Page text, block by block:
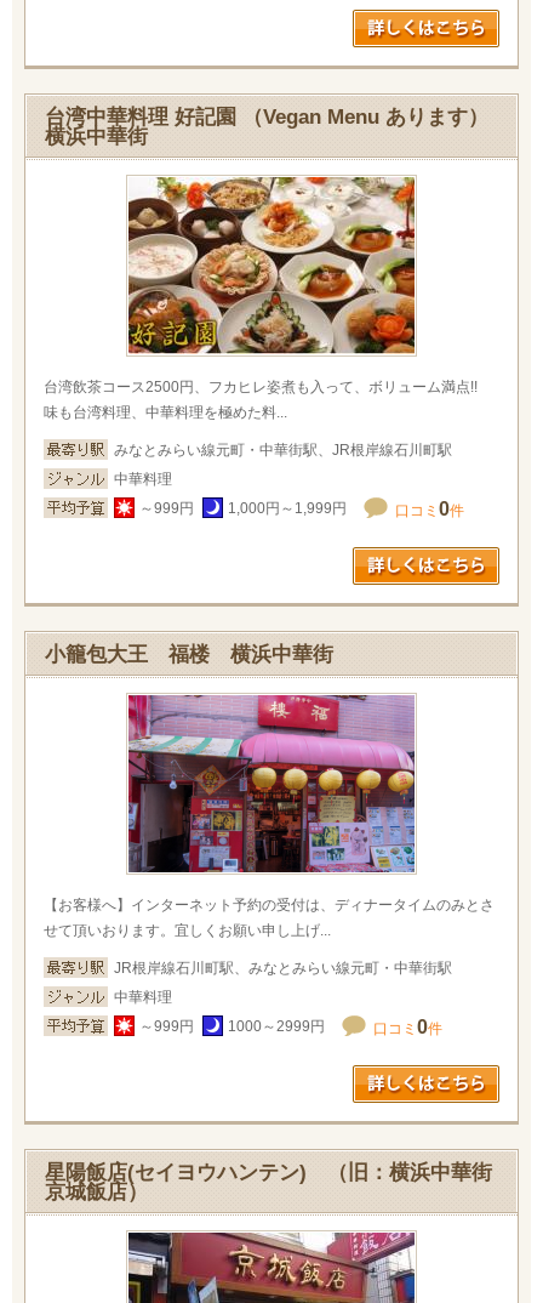
台湾中華料理 好記園 （Vegan Menu あります）
横浜中華街
台湾飲茶コース2500円、フカヒレ姿煮も入って、ボリューム満点!!
味も台湾料理、中華料理を極めた料...
みなとみらい線元町・中華街駅、JR根岸線石川町駅
中華料理
～999円
1,000円～1,999円 口コミ 0件
小籠包大王 福楼 横浜中華街
【お客様へ】インターネット予約の受付は、ディナータイムのみとさ
せて頂いおります。宜しくお願い申し上げ...
JR根岸線石川町駅、みなとみらい線元町・中華街駅
中華料理
～999円
1000～2999円 口コミ 0件
星陽飯店(セイヨウハンテン) （旧：横浜中華街
京城飯店）